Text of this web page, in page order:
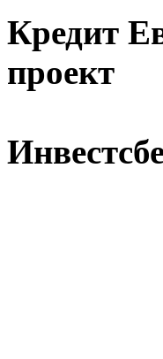
Кредит
проект